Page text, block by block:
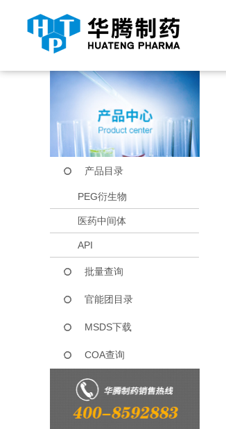
当前位置： 首页 产品中心
产品目录
PEG衍生物
医药中间体
API
批量查询
官能团目录
MSDS下载
COA查询